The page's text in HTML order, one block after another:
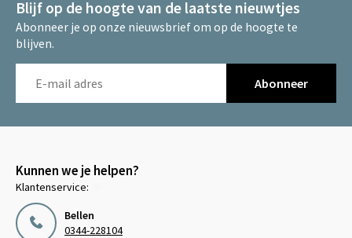
Blijf op de hoogte van de laatste nieuwtjes
Abonneer je op onze nieuwsbrief om op de hoogte te
blijven.
Abonneer
Kunnen we je helpen?
Klantenservice:
Bellen
0344-228104